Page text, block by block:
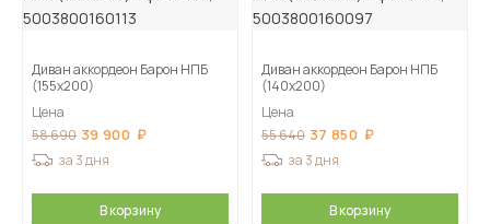
Диван аккордеон Барон НПБ
(155х200)
Цена
58 690 39 900
за 3 дня
В корзину
Диван аккордеон Барон НПБ
(140х200)
Цена
55 640 37 850
за 3 дня
В корзину